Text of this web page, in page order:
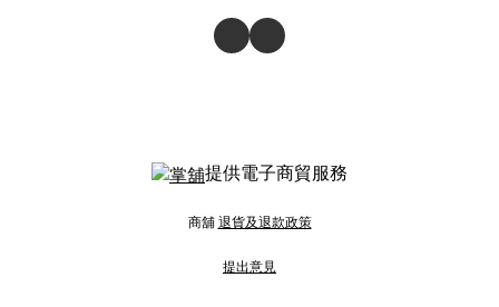
提供電子商貿服務
商舖 退貨及退款政策
提出意見